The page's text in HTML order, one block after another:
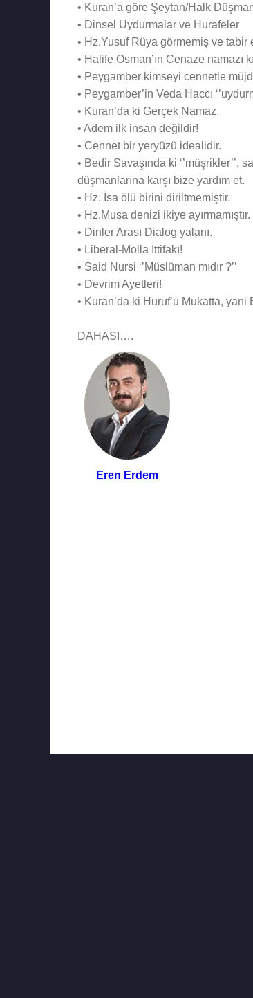
• Kuran’a göre Şeytan/Halk
• Dinsel Uydurmalar ve Hurafeler
• Hz.Yusuf Rüya görmemiş ve tabir
• Halife Osman’ın Cenaze namazı
• Peygamber kimseyi cennetle
• Peygamber’in Veda Haccı
• Kuran’da ki Gerçek Namaz.
• Adem ilk insan değildir!
• Cennet bir yeryüzü idealidir.
• Bedir Savaşında ki
düşmanlarına karşı bize yardım et.
• Hz. İsa ölü birini diriltmemiştir.
• Hz.Musa denizi ikiye ayırmamıştır.
• Dinler Arası Dialog yalanı.
• Liberal-Molla İttifakı!
• Said Nursi ‘’Müslüman mıdır ?’’
• Devrim Ayetleri!
• Kuran’da ki Huruf’u Mukatta,
DAHASI….
Eren Erdem